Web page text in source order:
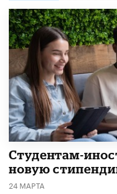
Студентам-
новую
24 МАРТА